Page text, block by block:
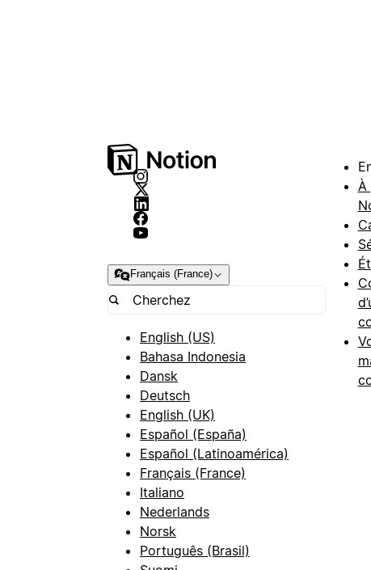
Français (France)
English (US)
Bahasa Indonesia
Dansk
Deutsch
English (UK)
Español (España)
Español (Latinoamérica)
Français (France)
Italiano
Nederlands
Norsk
Português (Brasil)
À